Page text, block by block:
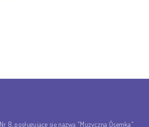
8, posługujące się nazwą "Muzyczna Ósemka"